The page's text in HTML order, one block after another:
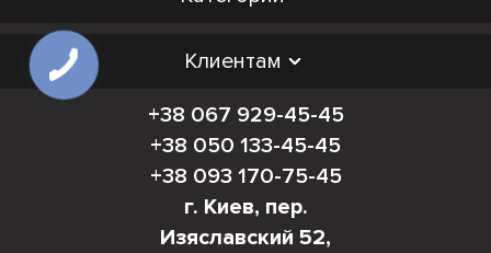
Клиентам
+38 067 929-45-45
+38 050 133-45-45
+38 093 170-75-45
г. Киев, пер.
Изяславский 52,